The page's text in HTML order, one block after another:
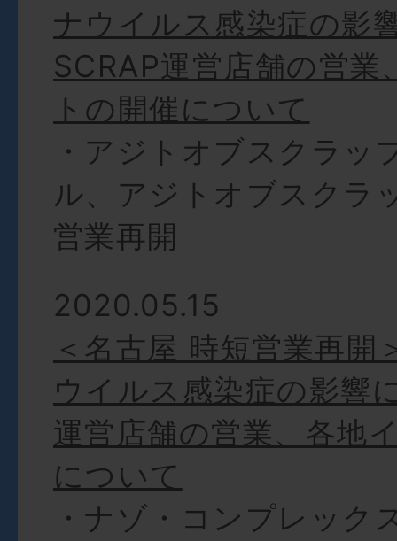
ナウイルス感染症の影
SCRAP運営店舗の営業
トの開催について
・アジトオブスクラッ
ル、アジトオブスクラ
営業再開
2020.05.15
＜名古屋 時短営業再開
ウイルス感染症の影響
運営店舗の営業、各地
について
・ナゾ・コンプレック